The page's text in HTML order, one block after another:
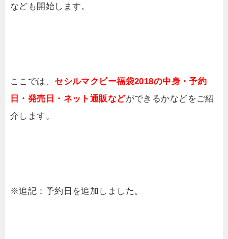
なども開始します。
ここでは、 セシルマクビー福袋2018の中身・予約
日・発売日・ネット通販などができるかなどをご紹
介します。
※追記：予約日を追加しました。